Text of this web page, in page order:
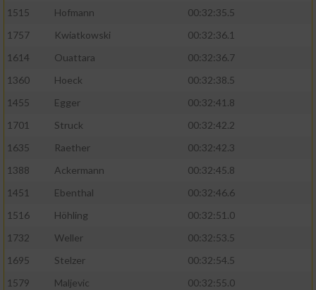
1515
Hofmann
00:32:35.5
1757
Kwiatkowski
00:32:36.1
1614
Ouattara
00:32:36.7
1360
Hoeck
00:32:38.5
1455
Egger
00:32:41.8
1701
Struck
00:32:42.2
1635
Raether
00:32:42.3
1388
Ackermann
00:32:45.8
1451
Ebenthal
00:32:46.6
1516
Höhling
00:32:51.0
1732
Weller
00:32:53.5
1695
Stelzer
00:32:54.5
1579
Maljevic
00:32:55.0